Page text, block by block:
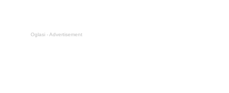
Oglasi - Advertisement